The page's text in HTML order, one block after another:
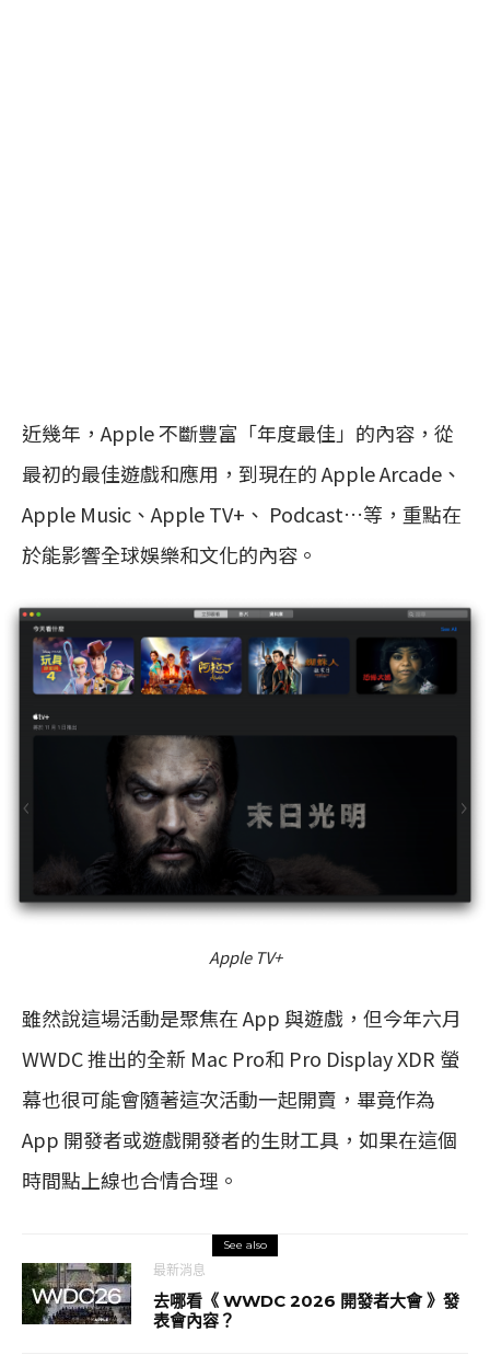
近幾年，Apple 不斷豐富「年度最佳」的內容，從
最初的最佳遊戲和應用，到現在的 Apple Arcade、
Apple Music、Apple TV+、 Podcast…等，重點在
於能影響全球娛樂和文化的內容。
Apple TV+
雖然說這場活動是聚焦在 App 與遊戲，但今年六月
WWDC 推出的全新 Mac Pro和 Pro Display XDR 螢
幕也很可能會隨著這次活動一起開賣，畢竟作為
App 開發者或遊戲開發者的生財工具，如果在這個
時間點上線也合情合理。
See also
最新消息
去哪看《 WWDC 2026 開發者大會 》發
表會內容？